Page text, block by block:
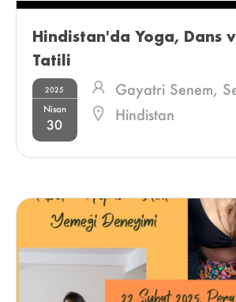
Hindistan'da Yoga, Dans
Tatili
2025
Nisan
30
Gayatri Senem,
Kıran
Hindistan